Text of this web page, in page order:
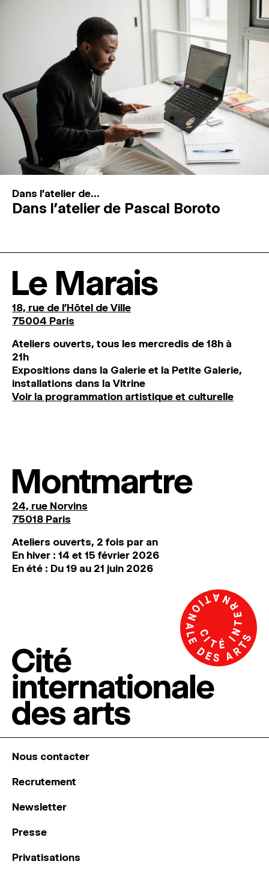
Dans l'atelier de...
Dans l’atelier de Pascal Boroto
Le Marais
18, rue de l'Hôtel de Ville
75004 Paris
Ateliers ouverts, tous les mercredis de 18h à
21h
Expositions dans la Galerie et la Petite Galerie,
installations dans la Vitrine
Voir la programmation artistique et culturelle
Montmartre
24, rue Norvins
75018 Paris
Ateliers ouverts, 2 fois par an
En hiver : 14 et 15 février 2026
En été : Du 19 au 21 juin 2026
Nous contacter
Recrutement
Newsletter
Presse
Privatisations